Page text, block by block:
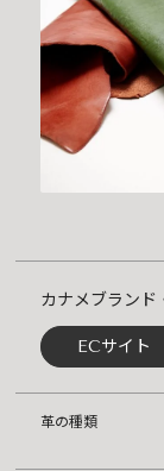
カナメブランド
ECサイト
革の種類